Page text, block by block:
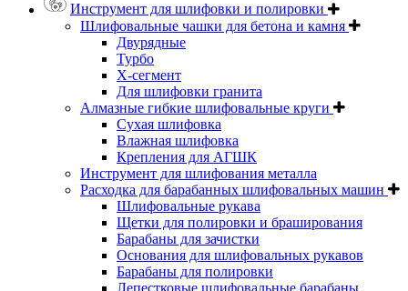
Инструмент для шлифовки и полировки
Шлифовальные чашки для бетона и камня
Двурядные
Турбо
Х-сегмент
Для шлифовки гранита
Алмазные гибкие шлифовальные круги
Cухая шлифовка
Влажная шлифовка
Крепления для АГШК
Инструмент для шлифования металла
Расходка для барабанных шлифовальных машин
Шлифовальные рукава
Щетки для полировки и браширования
Барабаны для зачистки
Основания для шлифовальных рукавов
Барабаны для полировки
Лепестковые шлифовальные барабаны